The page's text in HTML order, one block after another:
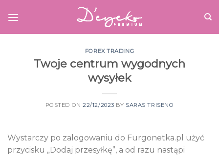
FOREX TRADING
Twoje centrum wygodnych
wysyłek
POSTED ON22/12/2023 BY SARAS TRISENO
Wystarczy po zalogowaniu do Furgonetka.pl użyć
przycisku „Dodaj przesyłkę”, a od razu nastąpi